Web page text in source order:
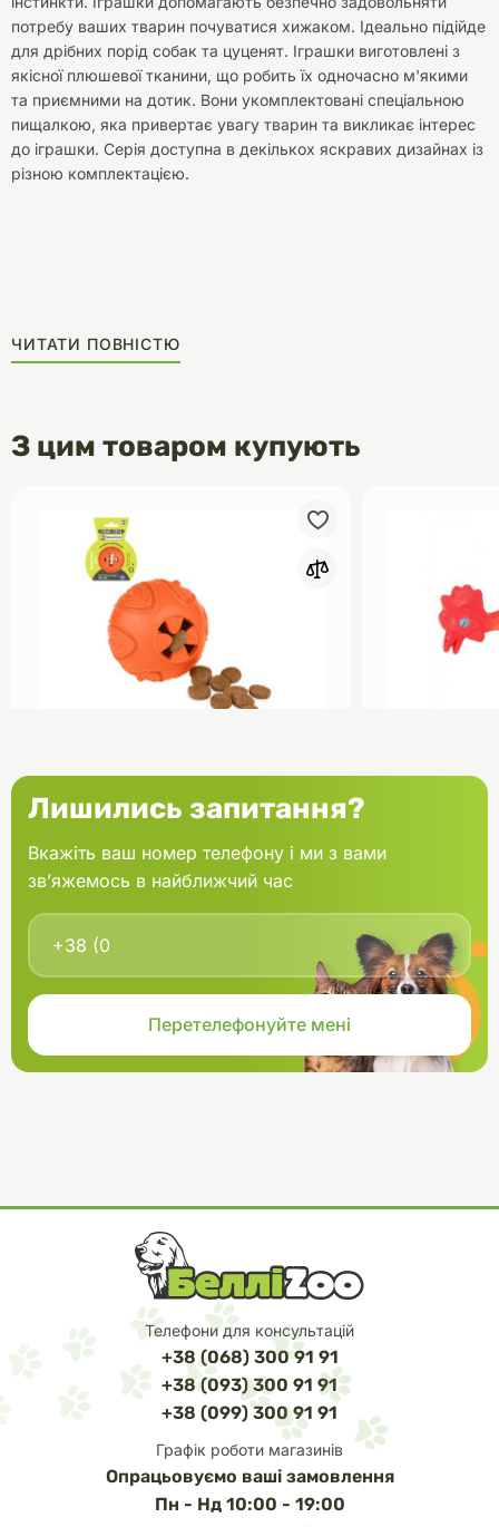
потребу ваших тварин почуватися хижаком. Ідеально підійде
для дрібних порід собак та цуценят. Іграшки виготовлені з
якісної плюшевої тканини, що робить їх одночасно м'якими
та приємними на дотик. Вони укомплектовані спеціальною
пищалкою, яка привертає увагу тварин та викликає інтерес
до іграшки. Серія доступна в декількох яскравих дизайнах із
різною комплектацією.
ЧИТАТИ ПОВНІСТЮ
З цим товаром купують
Smart м'яч 7х9 см
В кошик
Trixie
Лишились запитання?
Вкажіть ваш номер телефону і ми з вами
зв’яжемось в найближчий час
Телефони для консультацій
+38 (068) 300 91 91
+38 (093) 300 91 91
+38 (099) 300 91 91
Графік роботи магазинів
Опрацьовуємо ваші замовлення
Пн - Нд 10:00 - 19:00